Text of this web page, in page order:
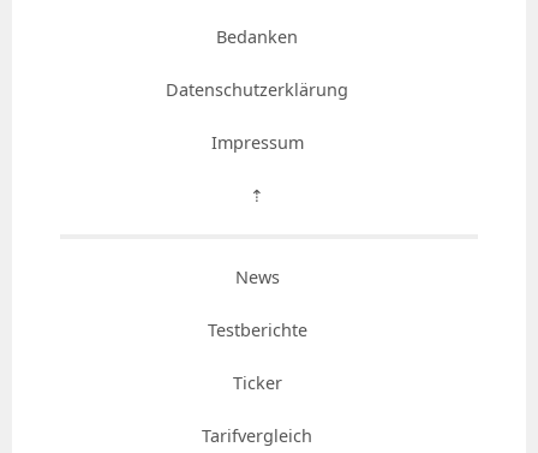
Bedanken
Datenschutzerklärung
Impressum
⇡
News
Testberichte
Ticker
Tarifvergleich